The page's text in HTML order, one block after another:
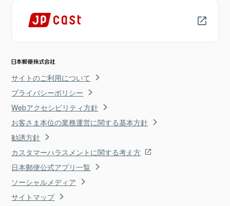
サイトのご利用について
プライバシーポリシー
Webアクセシビリティ方針
お客さま本位の業務運営に関する基本方針
勧誘方針
カスタマーハラスメントに関する考え方
日本郵便公式アプリ一覧
ソーシャルメディア
サイトマップ